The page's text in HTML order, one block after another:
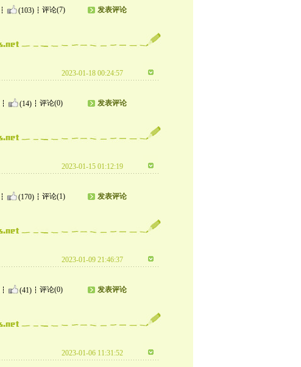
(103) 评论(7) 发表评论
2023-01-18 00:24:57
(14) 评论(0) 发表评论
2023-01-15 01:12:19
(170) 评论(1) 发表评论
2023-01-09 21:46:37
(41) 评论(0) 发表评论
2023-01-06 11:31:52